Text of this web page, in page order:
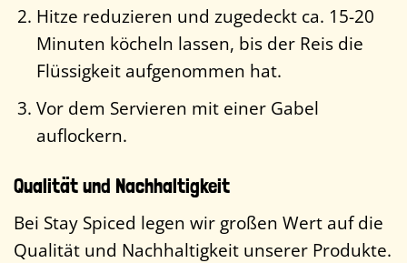
Hitze reduzieren und zugedeckt ca. 15-20
Minuten köcheln lassen, bis der Reis die
Flüssigkeit aufgenommen hat.
Vor dem Servieren mit einer Gabel
auflockern.
Qualität und Nachhaltigkeit
Bei Stay Spiced legen wir großen Wert auf die
Qualität und Nachhaltigkeit unserer Produkte.